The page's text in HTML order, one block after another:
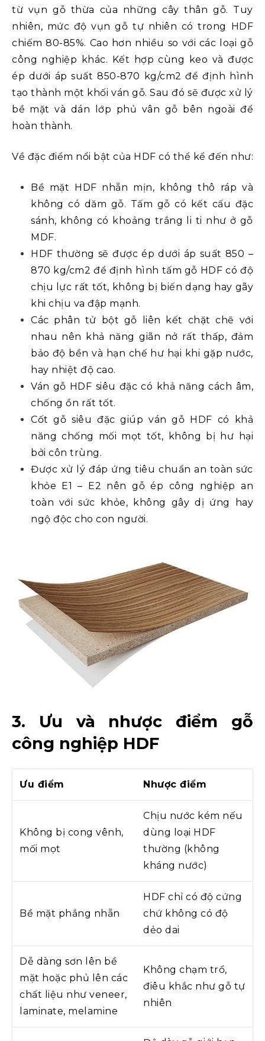
từ vụn gỗ thừa của những cây thân gỗ. Tuy
nhiên, mức độ vụn gỗ tự nhiên có trong HDF
chiếm 80-85%. Cao hơn nhiều so với các loại gỗ
công nghiệp khác. Kết hợp cùng keo và được
ép dưới áp suất 850-870 kg/cm2 để định hình
tạo thành một khối ván gỗ. Sau đó sẽ được xử lý
bề mặt và dán lớp phủ vân gỗ bên ngoài để
hoàn thành.
Về đặc điểm nổi bật của HDF có thể kể đến như:
Bề mặt HDF nhẵn mịn, không thô ráp và
không có dăm gỗ. Tấm gỗ có kết cấu đặc
sánh, không có khoảng trắng li ti như ở gỗ
MDF.
HDF thường sẽ được ép dưới áp suất 850 –
870 kg/cm2 để định hình tấm gỗ HDF có độ
chịu lực rất tốt, không bị biến dạng hay gãy
khi chịu va đập mạnh.
Các phân tử bột gỗ liên kết chặt chẽ với
nhau nên khả năng giãn nở rất thấp, đảm
bảo độ bền và hạn chế hư hại khi gặp nước,
hay nhiệt độ cao.
Ván gỗ HDF siêu đặc có khả năng cách âm,
chống ồn rất tốt.
Cốt gỗ siêu đặc giúp ván gỗ HDF có khả
năng chống mối mọt tốt, không bị hư hại
bởi côn trùng.
Được xử lý đáp ứng tiêu chuẩn an toàn sức
khỏe E1 – E2 nên gỗ ép công nghiệp an
toàn với sức khỏe, không gây dị ứng hay
ngộ độc cho con người.
3. Ưu và nhược điểm gỗ
công nghiệp HDF
Ưu điểm Nhược điểm
Không bị cong vênh,
mối mọt
Chịu nước kém nếu
dùng loại HDF
thường (không
kháng nước)
Bề mặt phẳng nhẵn
HDF chỉ có độ cứng
chứ không có độ
dẻo dai
Dễ dàng sơn lên bề
mặt hoặc phủ lên các
chất liệu như veneer,
laminate, melamine
Không chạm trổ,
điêu khắc như gỗ tự
nhiên